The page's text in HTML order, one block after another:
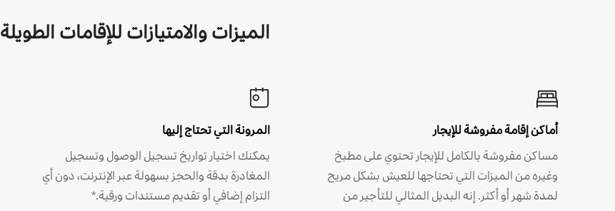
الميزات والامتيازات للإقامات الطويلة
أماكن إقامة مفروشة للإيجار
مساكن مفروشة بالكامل للإيجار تحتوي على مطبخ
وغيره من الميزات التي تحتاجها للعيش بشكل مريح
لمدة شهر أو أكثر. إنه البديل المثالي للتأجير من
المرونة التي تحتاج إليها
يمكنك اختيار تواريخ تسجيل الوصول وتسجيل
المغادرة بدقة والحجز بسهولة عبر الإنترنت، دون أي
التزام إضافي أو تقديم مستندات ورقية.*